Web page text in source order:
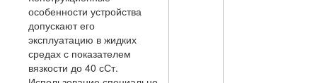
особенности устройства
допускают его
эксплуатацию в жидких
средах с показателем
вязкости до 40 сСт.